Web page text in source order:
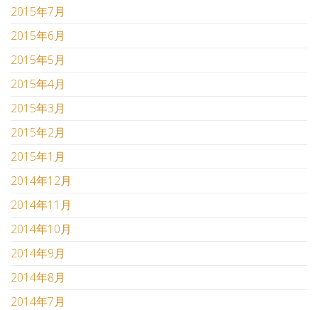
2015年7月
2015年6月
2015年5月
2015年4月
2015年3月
2015年2月
2015年1月
2014年12月
2014年11月
2014年10月
2014年9月
2014年8月
2014年7月